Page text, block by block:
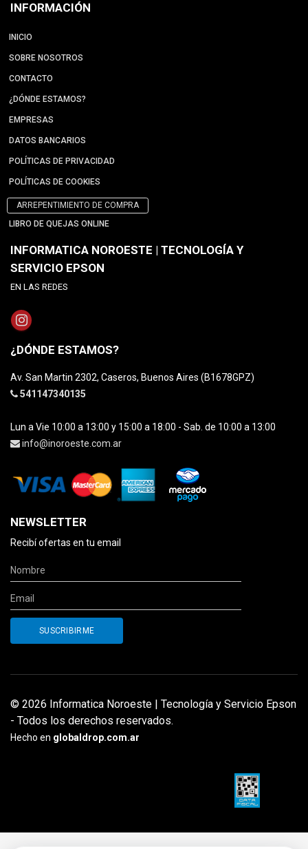
INFORMACIÓN
INICIO
SOBRE NOSOTROS
CONTACTO
¿DÓNDE ESTAMOS?
EMPRESAS
DATOS BANCARIOS
POLÍTICAS DE PRIVACIDAD
POLÍTICAS DE COOKIES
ARREPENTIMIENTO DE COMPRA
LIBRO DE QUEJAS ONLINE
INFORMATICA NOROESTE | TECNOLOGÍA Y
SERVICIO EPSON
EN LAS REDES
¿DÓNDE ESTAMOS?
Av. San Martin 2302, Caseros, Buenos Aires (B1678GPZ)
541147340135
Lun a Vie 10:00 a 13:00 y 15:00 a 18:00 - Sab. de 10:00 a 13:00
info@inoroeste.com.ar
NEWSLETTER
Recibí ofertas en tu email
© 2026 Informatica Noroeste | Tecnología y Servicio Epson
- Todos los derechos reservados.
Hecho en globaldrop.com.ar